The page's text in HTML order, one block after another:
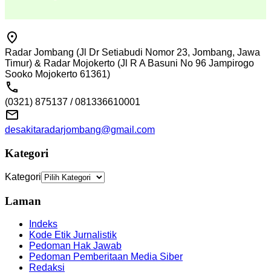
Radar Jombang (Jl Dr Setiabudi Nomor 23, Jombang, Jawa
Timur) & Radar Mojokerto (Jl R A Basuni No 96 Jampirogo
Sooko Mojokerto 61361)
(0321) 875137 / 081336610001
desakitaradarjombang@gmail.com
Kategori
Kategori
Laman
Indeks
Kode Etik Jurnalistik
Pedoman Hak Jawab
Pedoman Pemberitaan Media Siber
Redaksi